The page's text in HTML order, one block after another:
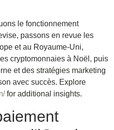
le fonctionnement
passons en revue les
et au Royaume-Uni,
cryptomonnaies à Noël, puis
et des stratégies marketing
avec succès. Explore
for additional insights.